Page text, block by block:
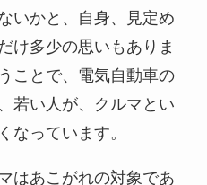
いかと、自身、見定め
け多少の思いもありま
ことで、電気自動車の
若い人が、クルマとい
なっています。
はあこがれの対象であ